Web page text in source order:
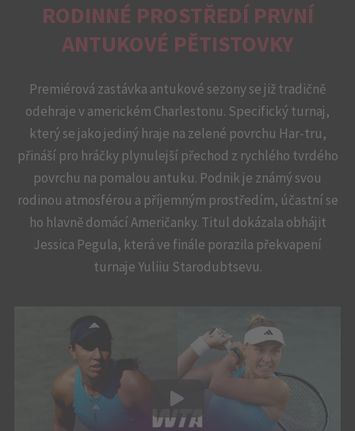
RODINNÉ PROSTŘEDÍ PRVNÍ
ANTUKOVÉ PĚTISTOVKY
Premiérová zastávka antukové sezony se již tradičně
odehraje v americkém Charlestonu. Specifický turnaj,
který se jako jediný hraje na zelené povrchu Har-tru,
přináší pro hráčky plynulejší přechod z rychlého tvrdého
povrchu na pomalou antuku. Podnik je známý svou
rodinou atmosférou a příjemným prostředím, účastní se
ho hlavně domácí Američanky. Titul dokázala obhájit
Jessica Pegula, která ve finále porazila překvapení
turnaje Yuliiu Starodubtsevu.